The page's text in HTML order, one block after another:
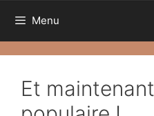
Menu
Et